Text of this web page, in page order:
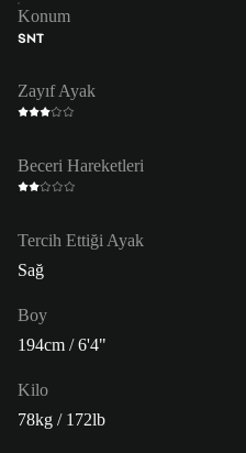
Konum
SNT
Zayıf Ayak
Beceri Hareketleri
Tercih Ettiği Ayak
Sağ
Boy
194cm / 6'4"
Kilo
78kg / 172lb